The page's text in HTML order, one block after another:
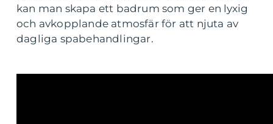
kan man skapa ett badrum som ger en lyxig
och avkopplande atmosfär för att njuta av
dagliga spabehandlingar.